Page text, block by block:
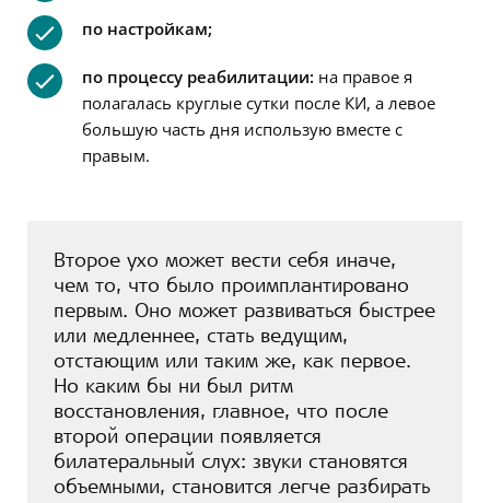
по настройкам;
по процессу реабилитации: на правое я
полагалась круглые сутки после КИ, а левое
большую часть дня использую вместе с
правым.
Второе ухо может вести себя иначе,
чем то, что было проимплантировано
первым. Оно может развиваться быстрее
или медленнее, стать ведущим,
отстающим или таким же, как первое.
Но каким бы ни был ритм
восстановления, главное, что после
второй операции появляется
билатеральный слух: звуки становятся
объемными, становится легче разбирать